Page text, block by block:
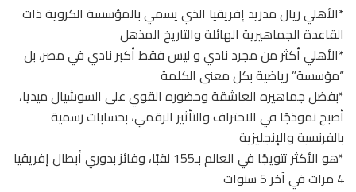
*الأهلي ريال مدريد إفريقيا الذي يسمي بالمؤسسة الكروية ذات
القاعدة الجماهيرية الهائلة والتاريخ المذهل
*الأهلي أكثر من مجرد نادي و ليس فقط أكبر نادي في مصر، بل
“مؤسسة” رياضية بكل معنى الكلمة
*بفضل جماهيره العاشقة وحضوره القوي على السوشيال ميديا،
أصبح نموذجًا في الاحتراف والتأثير الرقمي، بحسابات رسمية
بالفرنسية والإنجليزية
*هو الأكثر تتويجًا في العالم بـ155 لقبًا، وفائز بدوري أبطال إفريقيا
4 مرات في آخر 5 سنوات